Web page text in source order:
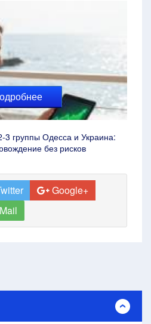
3 группы Одесса и Украина:
без рисков
Google+
Mail